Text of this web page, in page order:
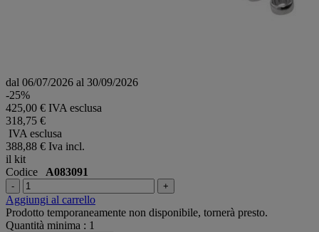
dal 06/07/2026 al 30/09/2026
-25%
425,00 € IVA esclusa
318,75 €
IVA esclusa
388,88 € Iva incl.
il kit
Codice A083091
- +
Aggiungi al carrello
Prodotto temporaneamente non disponibile, tornerà presto.
Quantità minima : 1